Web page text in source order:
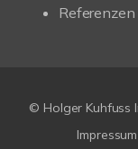
Referenzen
© Holger Kuhfuss
Impressum